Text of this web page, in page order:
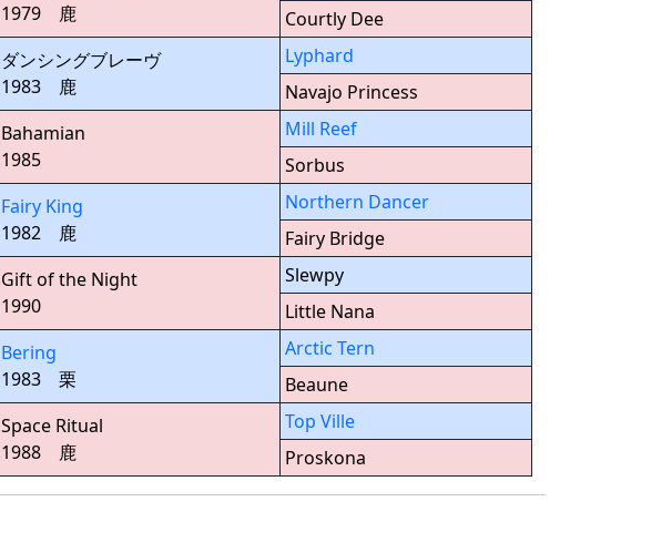
1979 鹿
Courtly Dee
ダンシングブレーヴ
1983 鹿
Lyphard
Navajo Princess
Bahamian
1985
Mill Reef
Sorbus
Fairy King
1982 鹿
Northern Dancer
Fairy Bridge
Gift of the Night
1990
Slewpy
Little Nana
Bering
1983 栗
Arctic Tern
Beaune
Space Ritual
1988 鹿
Top Ville
Proskona